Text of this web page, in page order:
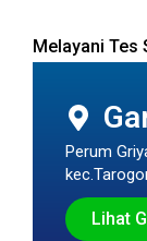
Melayani Tes
Perum
Lihat